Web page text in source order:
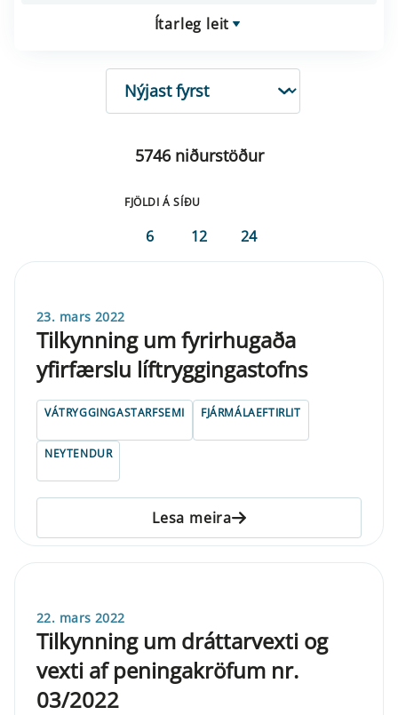
Ítarleg leit
RÖÐUN
5746 niðurstöður
FJÖLDI Á SÍÐU
6 12 24
23. mars 2022
Tilkynning um fyrirhugaða
yfirfærslu líftryggingastofns
VÁTRYGGINGASTARFSEMI FJÁRMÁLAEFTIRLIT
NEYTENDUR
Lesa meira
22. mars 2022
Tilkynning um dráttarvexti og
vexti af peningakröfum nr.
03/2022